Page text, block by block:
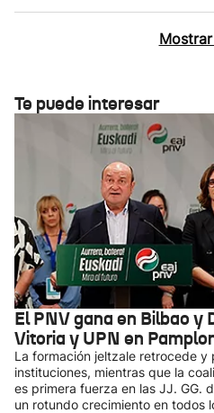
Te puede interesar
El PNV gana en Bilbao y
Vitoria y UPN en
La formación jeltzale retrocede
instituciones, mientras que la
es primera fuerza en las JJ. GG.
un rotundo crecimiento en todos